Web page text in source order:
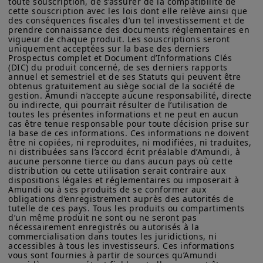
Lire l'article complet
sur Amundi Research
Center
vous êtes un « Ressortissant des États-Unis », vous n'êtes pas
autorisé à accéder à ce site et vous êtes invité à vous
connecter à amundi.com/usinvestors.
Les informations disponibles sur ce site sont fournies à titre
informatif seulement. Aucune information fournie ne constitue
une offre d’achat, une sollicitation de vente de titres, un conseil
d’investissement quant à l'achat ou à la vente d’un titre, une
offre ou une sollicitation par Amundi Canada ou une de ses
sociétés affiliées de fournir un conseil d'investissement ou un
service financier, juridique, fiscal ou de placement ni d’acheter
ou vendre des titres ou d’autres instruments financiers. Les
informations contenues sur ce site proviennent d’Amundi
Canada ou de sources considérées comme fiables par Amundi
Canada. Amundi Canada n’a pas vérifié indépendamment cette
information, ni n’a mené d’enquête à son égard. Ni Amundi
Canada, ni ses sociétés affiliées, associés, administrateurs,
dirigeants, mandataires, employés ni ses représentants ne
garantissent ni ne déclarent, implicitement ou explicitement,
que les informations fournies sur ce site est exacte, complète
ou à jour. Amundi Canada décline toute responsabilité liée aux
informations contenues sur ce site web.
Les informations ne visent pas à être distribuées ni à être
utilisées par une personne ou entité dans une juridiction où
cette souscription avec les lois dont elle relève ainsi que
des conséquences fiscales d’un tel investissement et de
prendre connaissance des documents réglementaires en
vigueur de chaque produit. Les souscriptions seront
uniquement acceptées sur la base des derniers
Prospectus complet et Document d’Informations Clés
(DIC) du produit concerné, de ses derniers rapports
annuel et semestriel et de ses Statuts qui peuvent être
obtenus gratuitement au siège social de la société de
gestion. Amundi n’accepte aucune responsabilité, directe
ou indirecte, qui pourrait résulter de l’utilisation de
toutes les présentes informations et ne peut en aucun
cas être tenue responsable pour toute décision prise sur
la base de ces informations. Ces informations ne doivent
être ni copiées, ni reproduites, ni modifiées, ni traduites,
ni distribuées sans l’accord écrit préalable d’Amundi, à
aucune personne tierce ou dans aucun pays où cette
distribution ou cette utilisation serait contraire aux
dispositions légales et réglementaires ou imposerait à
Amundi ou à ses produits de se conformer aux
obligations d’enregistrement auprès des autorités de
tutelle de ces pays. Tous les produits ou compartiments
d’un même produit ne sont ou ne seront pas
nécessairement enregistrés ou autorisés à la
commercialisation dans toutes les juridictions, ni
accessibles à tous les investisseurs. Ces informations
vous sont fournies à partir de sources qu’Amundi